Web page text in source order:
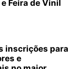
Feira de Vinil
inscrições para
e